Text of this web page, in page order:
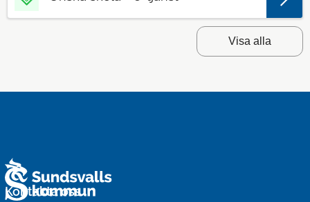
Visa alla
Kontakta oss